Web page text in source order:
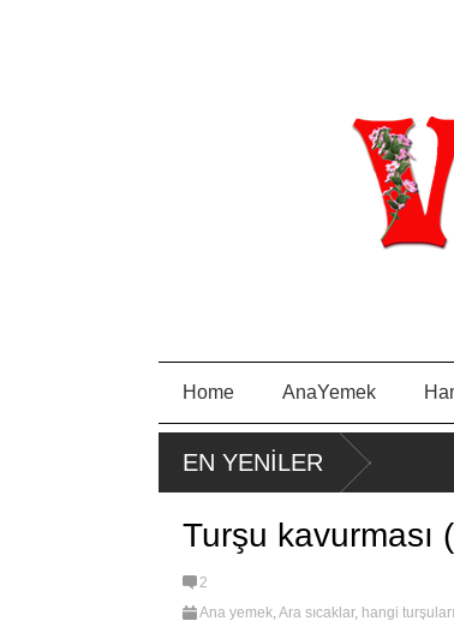
Home AnaYemek
EN YENİLER
PIRA
SA
Turşu kavurması
2
Ana yemek,Ara sıcaklar, hangi